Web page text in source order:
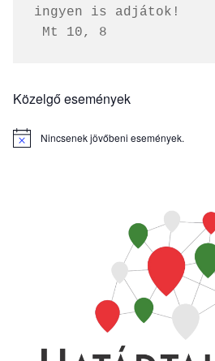
ingyen is adjátok!
Mt 10, 8
Közelgő események
Notice Nincsenek jövőbeni események.